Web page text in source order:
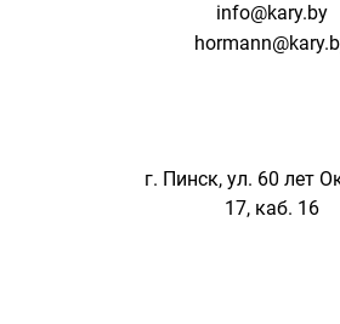
info@kary.by
г. Пинск, ул. 60 лет
17, каб. 16